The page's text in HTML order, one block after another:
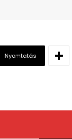
Nyomtatás